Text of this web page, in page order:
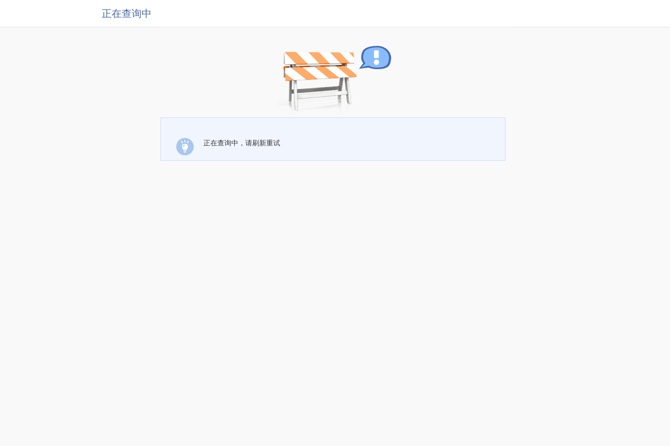
正在查询中
正在查询中，请刷新重试